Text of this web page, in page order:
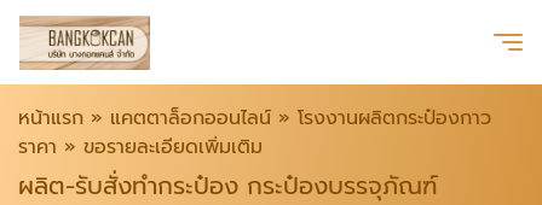
หน้าแรก » แคตตาล็อกออนไลน์ » โรงงานผลิตกระป๋องกาว
ราคา » ขอรายละเอียดเพิ่มเติม
ผลิต-รับสั่งทำกระป๋อง กระป๋องบรรจุภัณฑ์